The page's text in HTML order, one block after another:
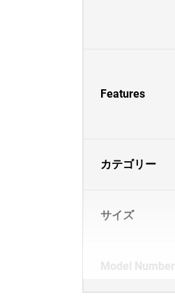
Features
カテゴリー
サイズ
Model Number